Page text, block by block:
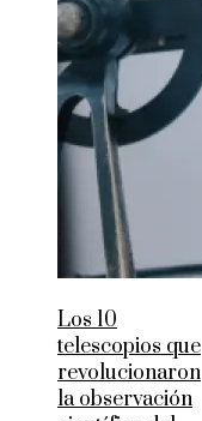
Los 10
telescopios que
revolucionaron
la observación